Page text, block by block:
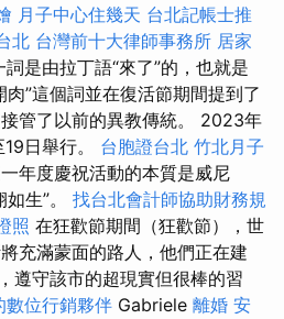
月子中心住幾天 台北記帳士推
北 台灣前十大律師事務所 居家
是由拉丁語“來了”的，也就是
”這個詞並在復活節期間提到了
管了以前的異教傳統。 2023年
日舉行。 台胞證台北 竹北月子
年度慶祝活動的本質是威尼
生”。 找台北會計師協助財務規
照 在狂歡節期間（狂歡節），世
充滿蒙面的路人，他們正在建
遵守該市的超現實但很棒的習
數位行銷夥伴 Gabriele 離婚 安